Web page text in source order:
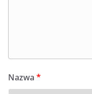
Nazwa *